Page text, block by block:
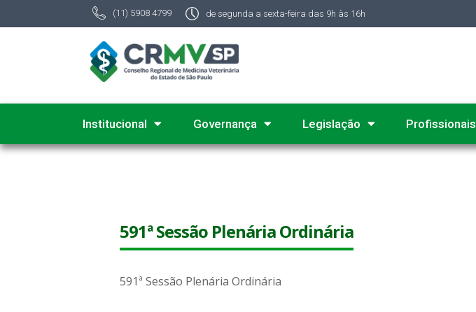
(11) 5908 4799 de segunda a sexta-feira das 9h às 16h
Institucional Governança Legislação Profissionais
591ª Sessão Plenária Ordinária
591ª Sessão Plenária Ordinária